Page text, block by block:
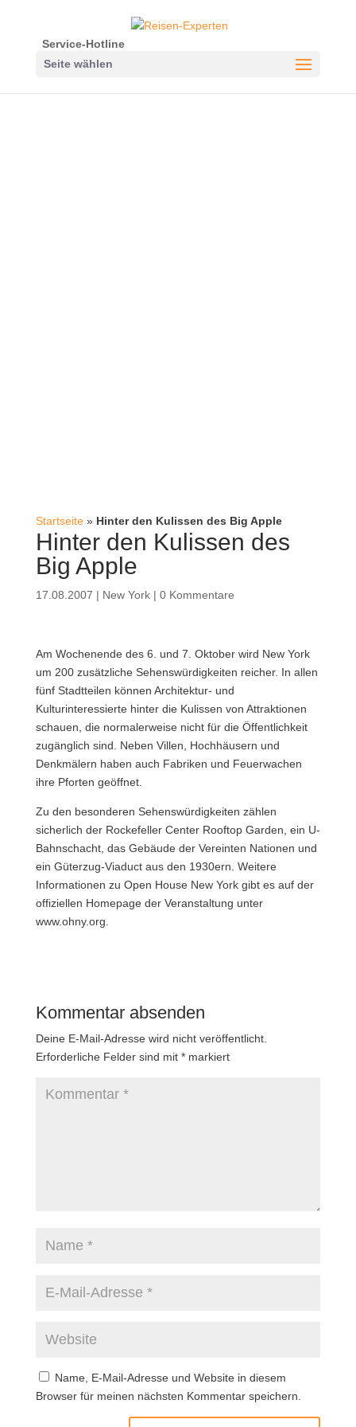
Service-Hotline
Seite wählen
Startseite» Hinter den Kulissen des Big Apple
Hinter den Kulissen des
Big Apple
17.08.2007 | New York| 0 Kommentare
Am Wochenende des 6. und 7. Oktober wird New York
um 200 zusätzliche Sehenswürdigkeiten reicher. In allen
fünf Stadtteilen können Architektur- und
Kulturinteressierte hinter die Kulissen von Attraktionen
schauen, die normalerweise nicht für die Öffentlichkeit
zugänglich sind. Neben Villen, Hochhäusern und
Denkmälern haben auch Fabriken und Feuerwachen
ihre Pforten geöffnet.
Zu den besonderen Sehenswürdigkeiten zählen
sicherlich der Rockefeller Center Rooftop Garden, ein U-
Bahnschacht, das Gebäude der Vereinten Nationen und
ein Güterzug-Viaduct aus den 1930ern. Weitere
Informationen zu Open House New York gibt es auf der
offiziellen Homepage der Veranstaltung unter
www.ohny.org.
Kommentar absenden
Deine E-Mail-Adresse wird nicht veröffentlicht.
Erforderliche Felder sind mit *markiert
Name, E-Mail-Adresse und Website in diesem
Browser für meinen nächsten Kommentar speichern.